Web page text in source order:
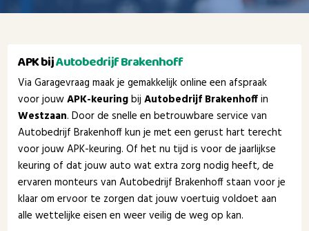
APK bijAutobedrijf Brakenhoff
Via Garagevraag maak je gemakkelijk online een afspraak
voor jouwAPK-keuringbijAutobedrijf Brakenhoffin
Westzaan. Door de snelle en betrouwbare service van
Autobedrijf Brakenhoff kun je met een gerust hart terecht
voor jouw APK-keuring. Of het nu tijd is voor de jaarlijkse
keuring of dat jouw auto wat extra zorg nodig heeft, de
ervaren monteurs van Autobedrijf Brakenhoff staan voor je
klaar om ervoor te zorgen dat jouw voertuig voldoet aan
alle wettelijke eisen en weer veilig de weg op kan.